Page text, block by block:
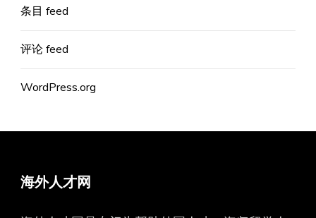
条目 feed
评论 feed
WordPress.org
海外人才网